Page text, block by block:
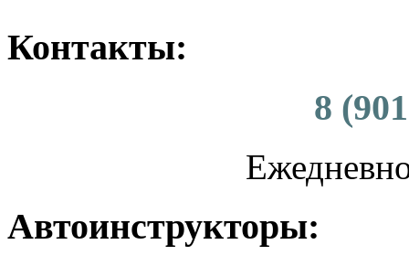
Контакты:
8
Автоинструкторы: